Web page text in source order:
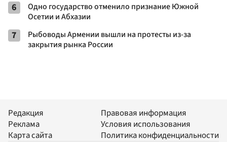
6
Одно государство отменило признание Южной
Осетии и Абхазии
7
Рыбоводы Армении вышли на протесты из-за
закрытия рынка России
Редакция
Реклама
Карта сайта
Правовая информация
Условия использования
Политика конфиденциальности